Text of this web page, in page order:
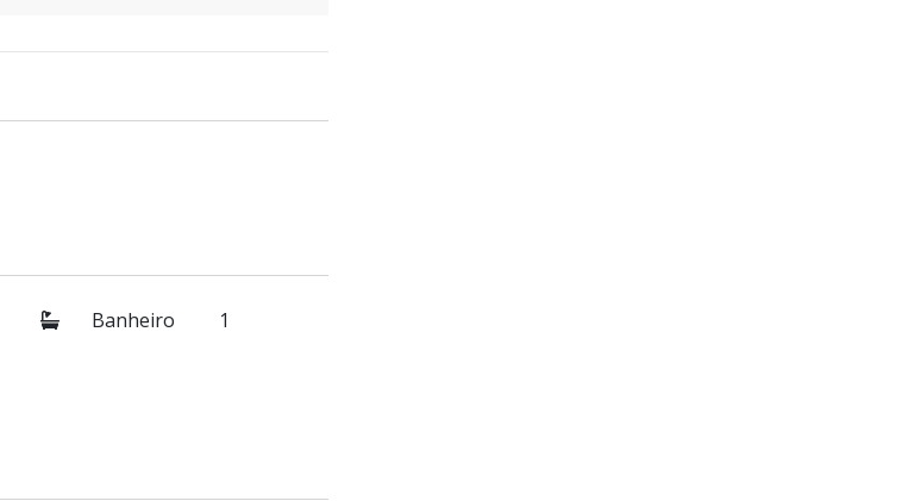
Banheiro
1